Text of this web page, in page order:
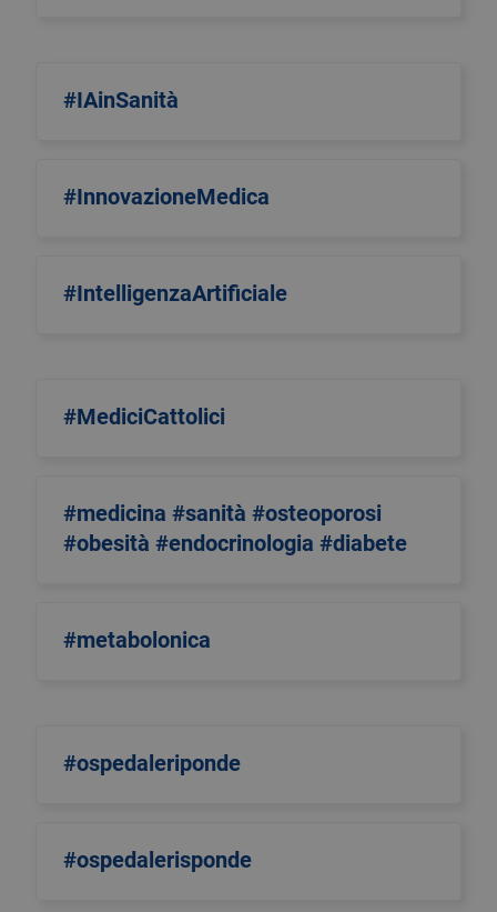
#IAinSanità
#InnovazioneMedica
#IntelligenzaArtificiale
#MediciCattolici
#medicina #sanità #osteoporosi
#obesità #endocrinologia #diabete
#metabolonica
#ospedaleriponde
#ospedalerisponde